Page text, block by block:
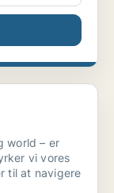
(HA/CM...
world – er
vi vores
til at navigere